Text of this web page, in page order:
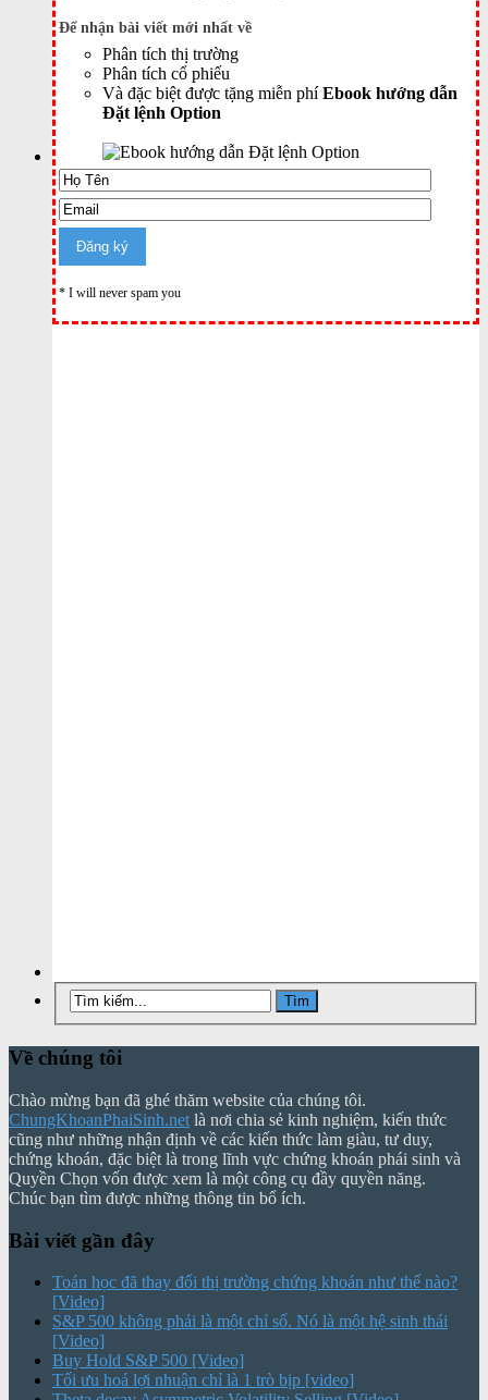
Để nhận bài viết mới nhất về
Phân tích thị trường
Phân tích cổ phiếu
Và đặc biệt được tặng miễn phíEbook hướng dẫn
Đặt lệnh Option
* I will never spam you
Về chúng tôi
Chào mừng bạn đã ghé thăm website của chúng tôi.
ChungKhoanPhaiSinh.net là nơi chia sẻ kinh nghiệm, kiến thức
cũng như những nhận định về các kiến thức làm giàu, tư duy,
chứng khoán, đặc biệt là trong lĩnh vực chứng khoán phái sinh và
Quyền Chọn vốn được xem là một công cụ đầy quyền năng.
Chúc bạn tìm được những thông tin bổ ích.
Bài viết gần đây
Toán học đã thay đổi thị trường chứng khoán như thế nào?
[Video]
S&P 500 không phải là một chỉ số. Nó là một hệ sinh thái
[Video]
Buy Hold S&P 500 [Video]
Tối ưu hoá lợi nhuận chỉ là 1 trò bịp [video]